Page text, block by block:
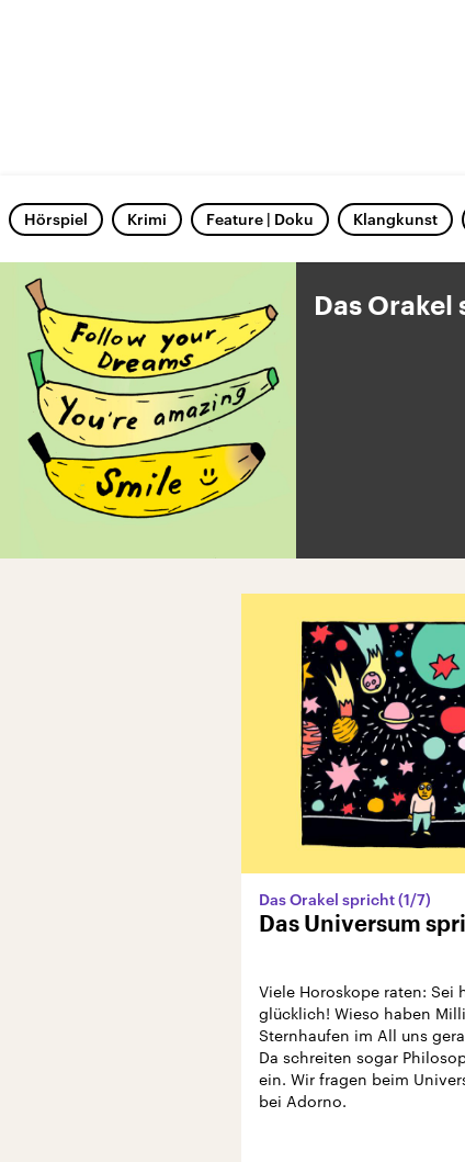
Hörspiel Krimi Feature | Doku Klangkunst
Das
Das Orakel spricht (1/7)
Das Universum
Viele Horoskope raten: Sei
glücklich! Wieso haben
Sternhaufen im All uns
Da schreiten sogar
ein. Wir fragen beim
bei Adorno.